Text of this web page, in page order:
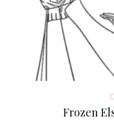
Frozen